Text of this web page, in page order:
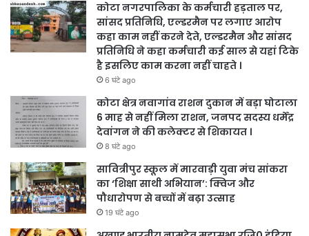
कोटा नगरपालिका के कर्मचारी हड़ताल पर,
सांसद प्रतिनिधि, एल्डरमैन पर लगाए आरोप
कहा काम नहीं करने देते, एल्डरमैन और सांसद
प्रतिनिधि ने कहा कर्मचारी कई साल से यहां टिके
है इसलिए काम करना नहीं चाहते ।
6 घंटे ago
कोटा क्षेत्र नवागांव राशन दुकान में बड़ा घोटाला
6 माह से नहीं मिला राशन, जनपद सदस्य धर्मेंद्र
देवांगन ने की कलेक्टर से शिकायत ।
8 घंटे ago
सावित्रीपुर स्कूल में मारवाड़ी युवा मंच सांकरा
का ‘शिक्षा साथी अभियान’: क्विज और
पौधारोपण से बच्चों में बढ़ा उत्साह
19 घंटे ago